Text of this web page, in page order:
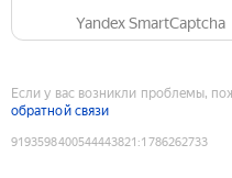
Yandex SmartCaptcha
Если у вас возникли проблемы,
обратной связи
9193598400544443821 :1786262733